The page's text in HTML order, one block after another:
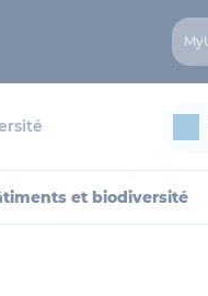
et biodiversité